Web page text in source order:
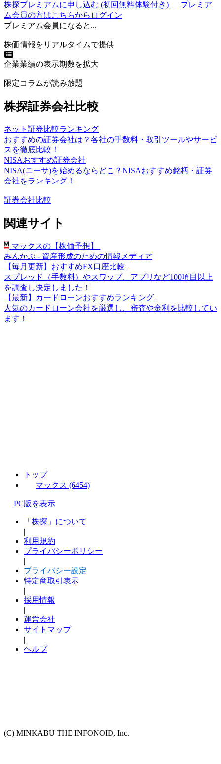
株探プレミアムに申し込む (初回無料体験付き)
プレミア
ム会員の方はこちらからログイン
プレミアム会員になると...
株価情報をリアルタイムで提供
企業業績の表示期数を拡大
限定コラムが読み放題
株探証券会社比較
ネット証券比較ランキング
おすすめの証券会社は？各社の手数料・取引ツールやサービ
スを徹底比較！
NISAおすすめ証券会社
NISA(ニーサ)を始めるならどこ？NISAおすすめ銘柄・証券
会社をランキング！
証券会社比較
関連サイト
マックスの【株価予想】
みんかぶ - 資産形成のための情報メディア
【毎月更新】おすすめFX口座比較
スプレッド（手数料）やスワップ、アプリなど100項目以上
を調査し決定しました！
【最新】カードローンおすすめランキング
人気のカードローン会社を厳選し、審査や金利を比較してい
ます！
トップ
マックス (6454)
PC版を表示
「株探」について
|
利用規約
プライバシーポリシー
|
プライバシー設定
特定商取引表示
|
採用情報
|
運営会社
サイトマップ
|
ヘルプ
(C) MINKABU THE INFONOID, Inc.